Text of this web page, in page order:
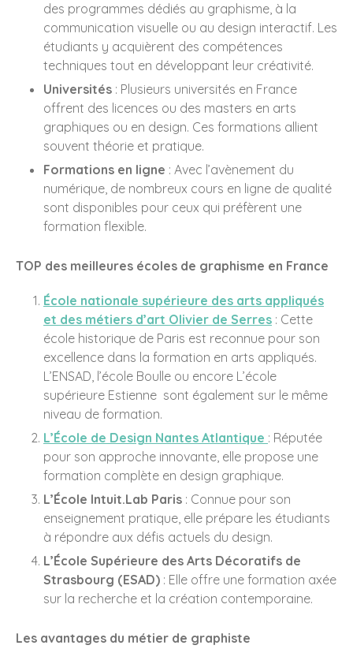
mars 2025
janvier 2025
novembre 2024
octobre 2024
octobre 2023
septembre 2023
mars 2022
avril 2021
septembre 2020
avril 2019
novembre 2017
octobre 2017
juin 2017
mars 2017
octobre 2016
mai 2016
avril 2016
juin 2015
décembre 2014
novembre 2014
août 2014
juin 2014
des programmes dédiés au graphisme, à la
communication visuelle ou au design interactif. Les
étudiants y acquièrent des compétences
techniques tout en développant leur créativité.
Universités : Plusieurs universités en France
offrent des licences ou des masters en arts
graphiques ou en design. Ces formations allient
souvent théorie et pratique.
Formations en ligne : Avec l’avènement du
numérique, de nombreux cours en ligne de qualité
sont disponibles pour ceux qui préfèrent une
formation flexible.
TOP des meilleures écoles de graphisme en France
École nationale supérieure des arts appliqués
et des métiers d’art Olivier de Serres : Cette
école historique de Paris est reconnue pour son
excellence dans la formation en arts appliqués.
L’ENSAD, l’école Boulle ou encore L’école
supérieure Estienne sont également sur le même
niveau de formation.
L’École de Design Nantes Atlantique : Réputée
pour son approche innovante, elle propose une
formation complète en design graphique.
L’École Intuit.Lab Paris : Connue pour son
enseignement pratique, elle prépare les étudiants
à répondre aux défis actuels du design.
L’École Supérieure des Arts Décoratifs de
Strasbourg (ESAD) : Elle offre une formation axée
sur la recherche et la création contemporaine.
Les avantages du métier de graphiste